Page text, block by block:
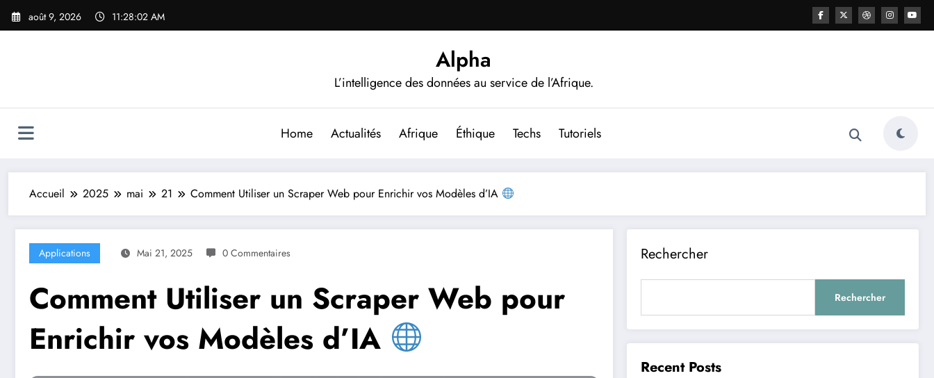
Aller
août 9, 2026 11:28:05 AM
Alpha
L’intelligence des données au service de l’Afrique.
Home Actualités Afrique Éthique Techs Tutoriels
Accueil 2025 mai 21 Comment Utiliser un Scraper Web pour Enrichir vos Modèles d’IA
Applications Mai 21, 2025 0 Commentaires
Comment Utiliser un Scraper Web pour
Enrichir vos Modèles d’IA
Rechercher
Rechercher
Recent Posts